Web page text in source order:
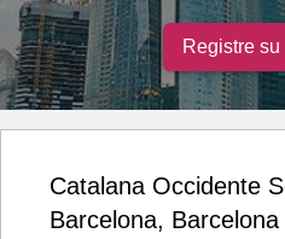
Registre su
Catalana Occidente
Barcelona, Barcelona